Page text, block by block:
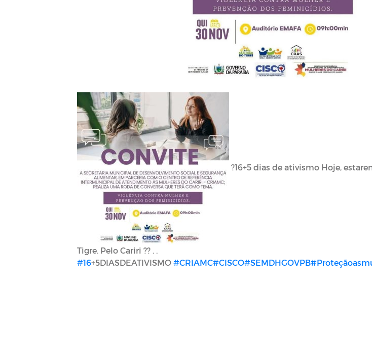
?16+5 dias de ativismo Hoje,
Tigre. Pelo Cariri ?? . .
#16+5DIASDEATIVISMO #CRIAMC#CISCO#SEMDHGOVPB